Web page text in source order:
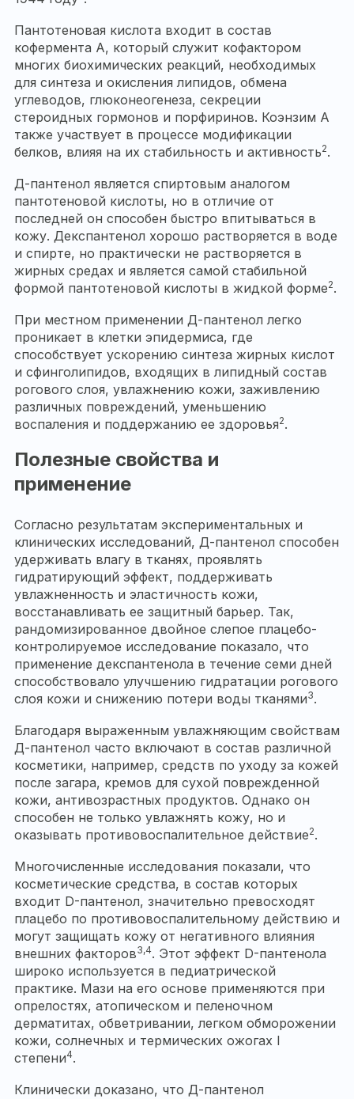
Пантотеновая кислота входит в состав
кофермента А, который служит кофактором
многих биохимических реакций, необходимых
для синтеза и окисления липидов, обмена
углеводов, глюконеогенеза, секреции
стероидных гормонов и порфиринов. Коэнзим А
также участвует в процессе модификации
белков, влияя на их стабильность и активность2.
Д-пантенол является спиртовым аналогом
пантотеновой кислоты, но в отличие от
последней он способен быстро впитываться в
кожу. Декспантенол хорошо растворяется в воде
и спирте, но практически не растворяется в
жирных средах и является самой стабильной
формой пантотеновой кислоты в жидкой форме2.
При местном применении Д-пантенол легко
проникает в клетки эпидермиса, где
способствует ускорению синтеза жирных кислот
и сфинголипидов, входящих в липидный состав
рогового слоя, увлажнению кожи, заживлению
различных повреждений, уменьшению
воспаления и поддержанию ее здоровья2.
Полезные свойства и
применение
Согласно результатам экспериментальных и
клинических исследований, Д-пантенол способен
удерживать влагу в тканях, проявлять
гидратирующий эффект, поддерживать
увлажненность и эластичность кожи,
восстанавливать ее защитный барьер. Так,
рандомизированное двойное слепое плацебо-
контролируемое исследование показало, что
применение декспантенола в течение семи дней
способствовало улучшению гидратации рогового
слоя кожи и снижению потери воды тканями3.
Благодаря выраженным увлажняющим свойствам
Д-пантенол часто включают в состав различной
косметики, например, средств по уходу за кожей
после загара, кремов для сухой поврежденной
кожи, антивозрастных продуктов. Однако он
способен не только увлажнять кожу, но и
оказывать противовоспалительное действие2.
Многочисленные исследования показали, что
косметические средства, в состав которых
входит D-пантенол, значительно превосходят
плацебо по противовоспалительному действию и
могут защищать кожу от негативного влияния
внешних факторов3,4. Этот эффект D-пантенола
широко используется в педиатрической
практике. Мази на его основе применяются при
опрелостях, атопическом и пеленочном
дерматитах, обветривании, легком обморожении
кожи, солнечных и термических ожогах I
степени4.
Клинически доказано, что Д-пантенол